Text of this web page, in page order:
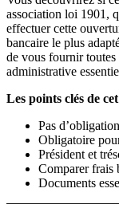
association loi 1901,
effectuer cette
bancaire le plus
de vous fournir toutes
administrative
Les points clés de
Pas
Obligatoire
Président et
Comparer frais
Documents